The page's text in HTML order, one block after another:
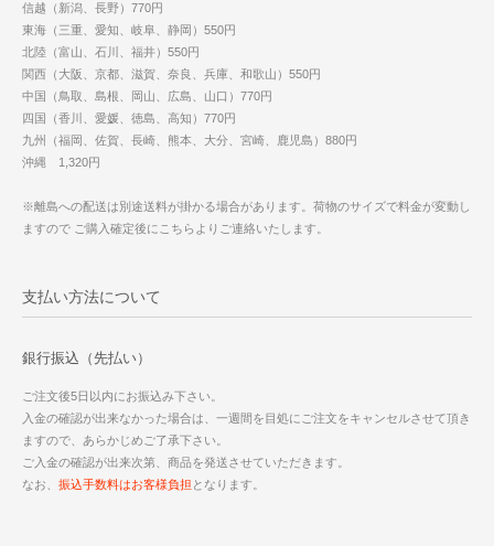
信越（新潟、長野）770円
東海（三重、愛知、岐阜、静岡）550円
北陸（富山、石川、福井）550円
関西（大阪、京都、滋賀、奈良、兵庫、和歌山）550円
中国（鳥取、島根、岡山、広島、山口）770円
四国（香川、愛媛、徳島、高知）770円
九州（福岡、佐賀、長崎、熊本、大分、宮崎、鹿児島）880円
沖縄 1,320円
※離島への配送は別途送料が掛かる場合があります。荷物のサイズで料金が変動し
ますので ご購入確定後にこちらよりご連絡いたします。
支払い方法について
銀行振込（先払い）
ご注文後5日以内にお振込み下さい。
入金の確認が出来なかった場合は、一週間を目処にご注文をキャンセルさせて頂き
ますので、あらかじめご了承下さい。
ご入金の確認が出来次第、商品を発送させていただきます。
なお、 振込手数料はお客様負担 となります。